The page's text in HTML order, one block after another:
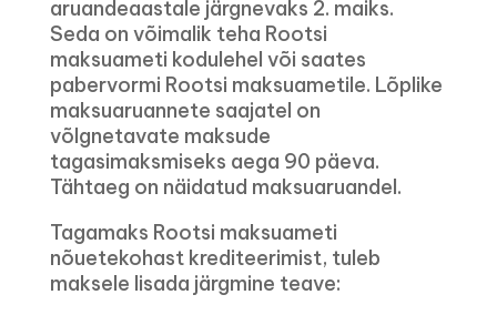
aruandeaastale järgnevaks 2. maiks.
Seda on võimalik teha Rootsi
maksuameti kodulehel või saates
pabervormi Rootsi maksuametile. Lõplike
maksuaruannete saajatel on
võlgnetavate maksude
tagasimaksmiseks aega 90 päeva.
Tähtaeg on näidatud maksuaruandel.
Tagamaks Rootsi maksuameti
nõuetekohast krediteerimist, tuleb
maksele lisada järgmine teave: